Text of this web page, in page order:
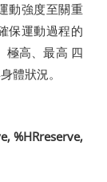
動強度至關重
保運動過程的
極高、最高 四
體狀況。
%HRreserve,